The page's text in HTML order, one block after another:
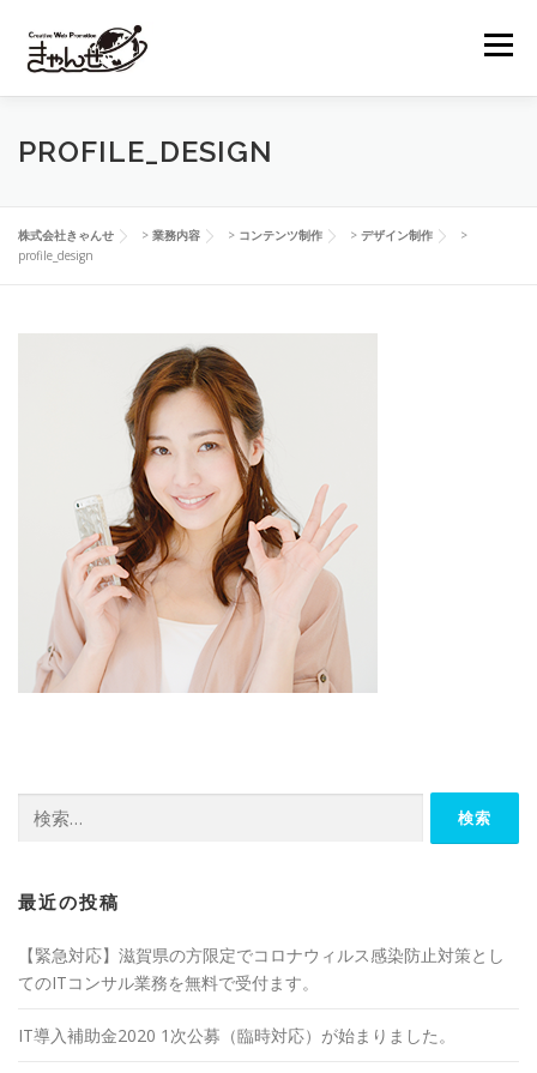
メニュー
業務内容 制作実績 経営理念
お問い合わせ
PROFILE_DESIGN
株式会社きゃんせ > 業務内容 > コンテンツ制作 > デザイン制作
>
profile_design
索:
最近の投稿
【緊急対応】滋賀県の方限定でコロナウィルス感染防止対策とし
てのITコンサル業務を無料で受付ます。
IT導入補助金2020 1次公募（臨時対応）が始まりました。